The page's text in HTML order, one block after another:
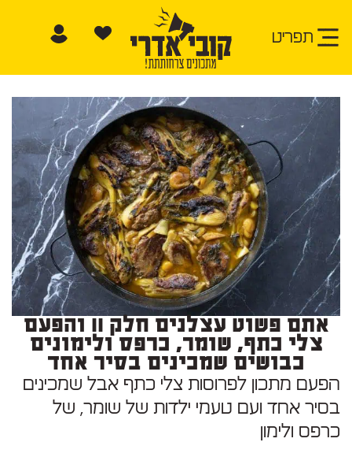
תפריט
אתם פשוט עצלנים חלק 11 והפעם
צלי כתף, שומר, כרפס ולימונים
כבושים שמכינים בסיר אחד
הפעם מתכון לפרוסות צלי כתף אבל שמכינים
בסיר אחד ועם טעמי ילדות של שומר, של
כרפס ולימון